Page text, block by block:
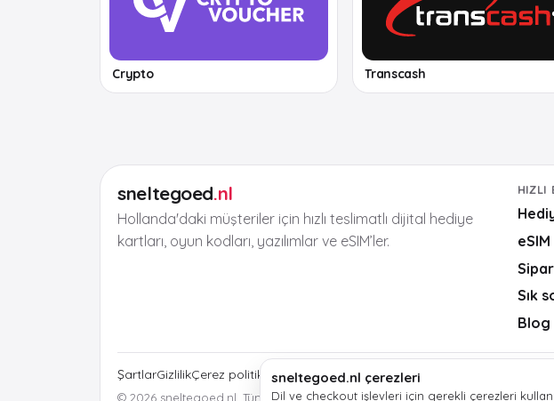
Crypto Transcash
sneltegoed.nl
Hollanda'daki müşteriler için hızlı teslimatlı dijital hediye
kartları, oyun kodları, yazılımlar ve eSIM’ler.
HIZLI
eSIM
Sık
Blog
ŞartlarGizlilikÇerez politikasıYasal bilgiler
© 2026 sneltegoed.nl. Tüm hakları saklıdır.
sneltegoed.nl çerezleri
Dil ve checkout işlevleri için gerekli çerezleri